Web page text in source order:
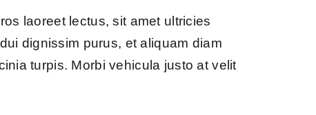
laoreet lectus, sit amet ultricies
dignissim purus, et aliquam diam
turpis. Morbi vehicula justo at velit